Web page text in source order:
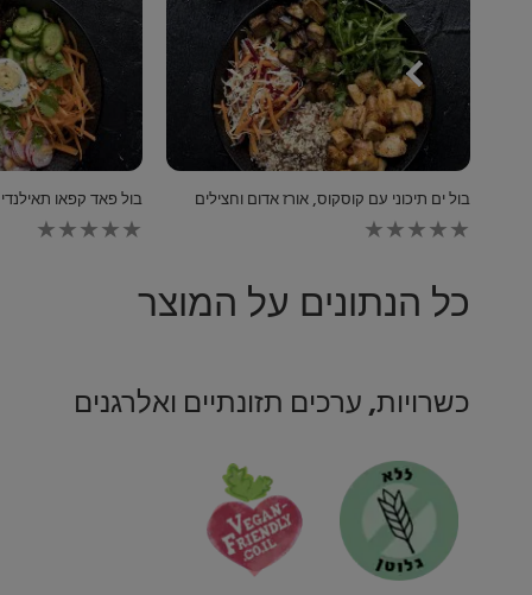
בול ים תיכוני עם קוסקוס, אורז אדום וחצילים
נשלחו
recipe
בול פאד קפאו תאילנדי
כל הנתונים על המוצר
כשרויות, ערכים תזונתיים ואלרגנים